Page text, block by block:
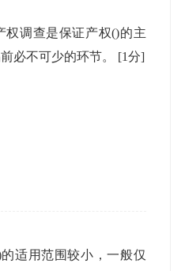
权调查是保证产权()的主
必不可少的环节。 [1分]
适用范围较小，一般仅